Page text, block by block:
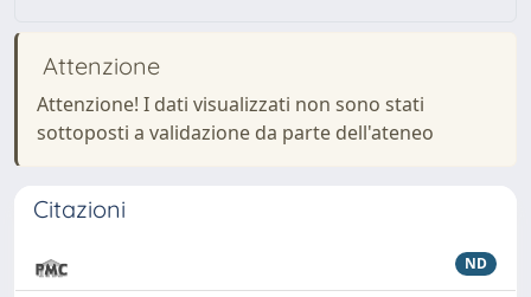
Attenzione
Attenzione! I dati visualizzati non sono stati
sottoposti a validazione da parte dell'ateneo
Citazioni
ND